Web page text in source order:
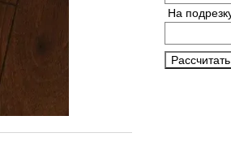
На
Рассчитать